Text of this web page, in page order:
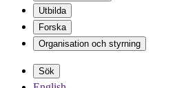
Utbilda
Forska
Organisation och styrning
Sök